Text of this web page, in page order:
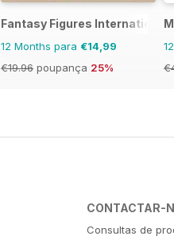
Fantasy Figures International
12 Months para €14,99
€19.96 poupança 25%
CONTACTAR-
Consultas de